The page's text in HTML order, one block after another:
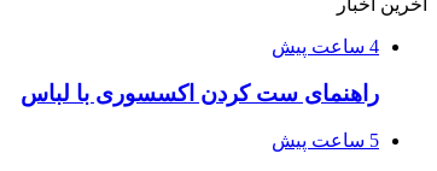
آخرین اخبار
4 ساعت پیش
راهنمای ست کردن اکسسوری با لباس
5 ساعت پیش